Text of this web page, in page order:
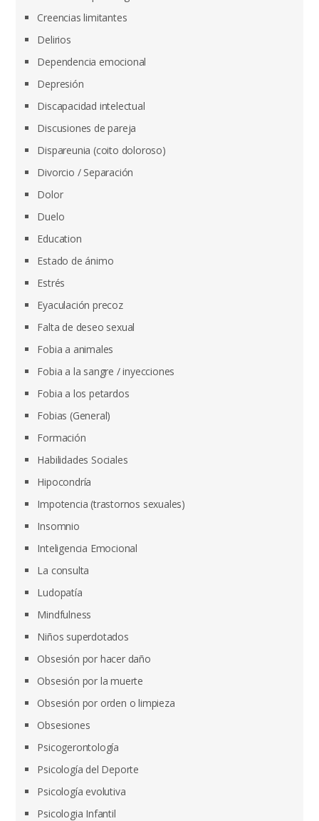
Creencias limitantes
Delirios
Dependencia emocional
Depresión
Discapacidad intelectual
Discusiones de pareja
Dispareunia (coito doloroso)
Divorcio / Separación
Dolor
Duelo
Education
Estado de ánimo
Estrés
Eyaculación precoz
Falta de deseo sexual
Fobia a animales
Fobia a la sangre / inyecciones
Fobia a los petardos
Fobias (General)
Formación
Habilidades Sociales
Hipocondría
Impotencia (trastornos sexuales)
Insomnio
Inteligencia Emocional
La consulta
Ludopatía
Mindfulness
Niños superdotados
Obsesión por hacer daño
Obsesión por la muerte
Obsesión por orden o limpieza
Obsesiones
Psicogerontología
Psicología del Deporte
Psicología evolutiva
Psicologia Infantil